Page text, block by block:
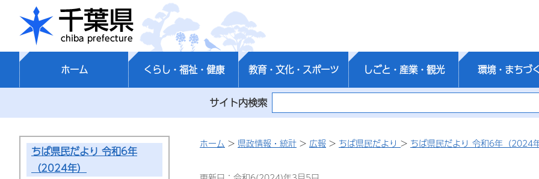
千葉県
ホーム くらし・福祉・健康 教育・文化・スポーツ しごと・産業・観光 環境・まちづ
サイト内検索
ちば県民だより 令和6年
（2024年）
ホーム > 県政情報・統計 > 広報 > ちば県民だより > ちば県民だより 令和6年（2024年